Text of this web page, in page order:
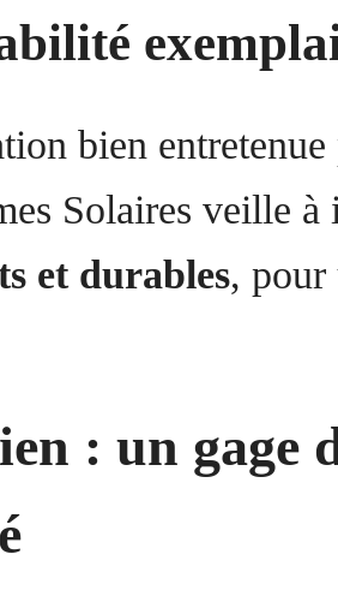
bien
Solaires veille
et durables, pour
: un gage